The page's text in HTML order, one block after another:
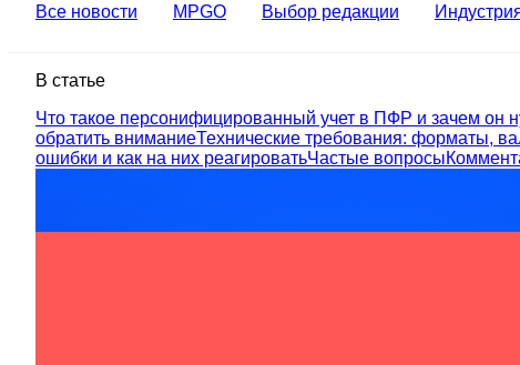
Все новости MPGO Выбор редакции
В статье
Что такое персонифицированный учет в ПФР и зачем он
обратить вниманиеТехнические требования: форматы,
ошибки и как на них реагироватьЧастые вопросы